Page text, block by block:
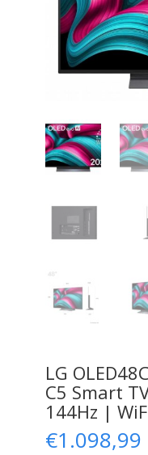
LG
C5 Smart
144Hz |
€1.098,99